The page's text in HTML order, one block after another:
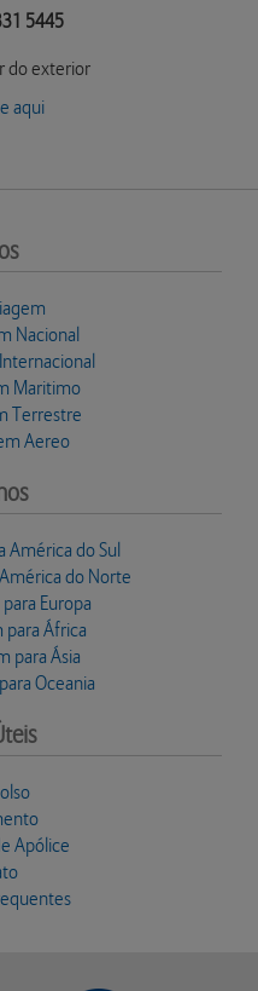
5445
do exterior
aqui
Nacional
Maritimo
Terrestre
Aereo
América do Sul
do Norte
Europa
para África
para Ásia
Oceania
Apólice